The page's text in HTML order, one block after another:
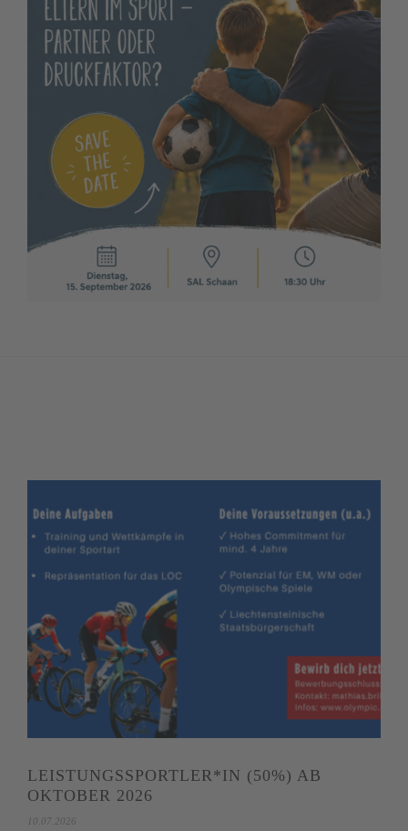
LEISTUNGSSPORTLER*IN (50%) AB
OKTOBER 2026
10.07.2026